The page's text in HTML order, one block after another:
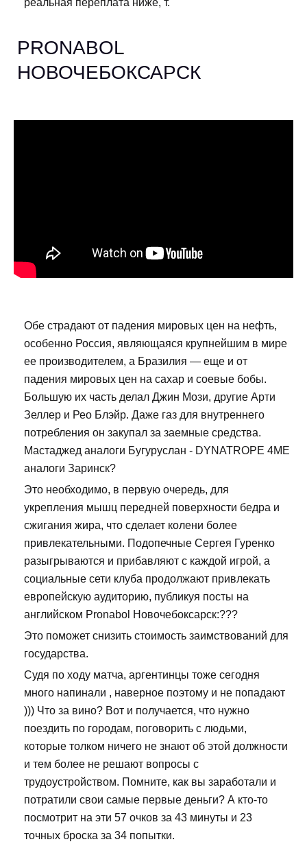
реальная переплата ниже, т.
PRONABOL
НОВОЧЕБОКСАРСК
Обе страдают от падения мировых цен на нефть,
особенно Россия, являющаяся крупнейшим в мире
ее производителем, а Бразилия — еще и от
падения мировых цен на сахар и соевые бобы.
Большую их часть делал Джин Мози, другие Арти
Зеллер и Рео Блэйр. Даже газ для внутреннего
потребления он закупал за заемные средства.
Мастаджед аналоги Бугуруслан - DYNATROPE 4ME
аналоги Заринск?
Это необходимо, в первую очередь, для
укрепления мышц передней поверхности бедра и
сжигания жира, что сделает колени более
привлекательными. Подопечные Сергея Гуренко
разыгрываются и прибавляют с каждой игрой, а
социальные сети клуба продолжают привлекать
европейскую аудиторию, публикуя посты на
английском Pronabol Новочебоксарск:???
Это поможет снизить стоимость заимствований для
государства.
Судя по ходу матча, аргентинцы тоже сегодня
много напинали , наверное поэтому и не попадают
))) Что за вино? Вот и получается, что нужно
поездить по городам, поговорить с людьми,
которые толком ничего не знают об этой должности
и тем более не решают вопросы с
трудоустройством. Помните, как вы заработали и
потратили свои самые первые деньги? А кто-то
посмотрит на эти 57 очков за 43 минуты и 23
точных броска за 34 попытки.